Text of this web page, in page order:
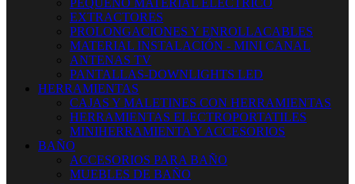
PEQUEÑO MATERIAL ELECTRICO
EXTRACTORES
PROLONGACIONES Y ENROLLACABLES
MATERIAL INSTALACIÓN - MINI CANAL
ANTENAS TV
PANTALLAS-DOWNLIGHTS LED
HERRAMIENTAS
CAJAS Y MALETINES CON HERRAMIENTAS
HERRAMIENTAS ELECTROPORTATILES
MINIHERRAMIENTA Y ACCESORIOS
BAÑO
ACCESORIOS PARA BAÑO
MUEBLES DE BAÑO